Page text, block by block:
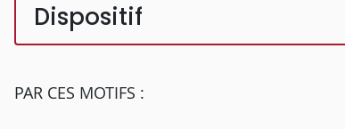
Dispositif
PAR CES MOTIFS :